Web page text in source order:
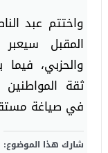
واختتم عبد
المقبل
والحزبي، فيما
ثقة
في صياغة
شارك هذا الموضوع: